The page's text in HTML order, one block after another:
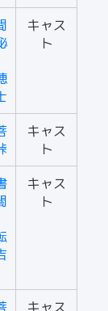
キャス
ト
キャス
ト
キャス
ト
キャス